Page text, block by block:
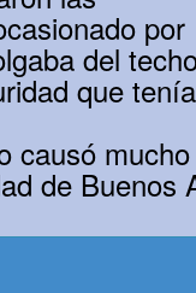
por
del
que
causó
de Buenos